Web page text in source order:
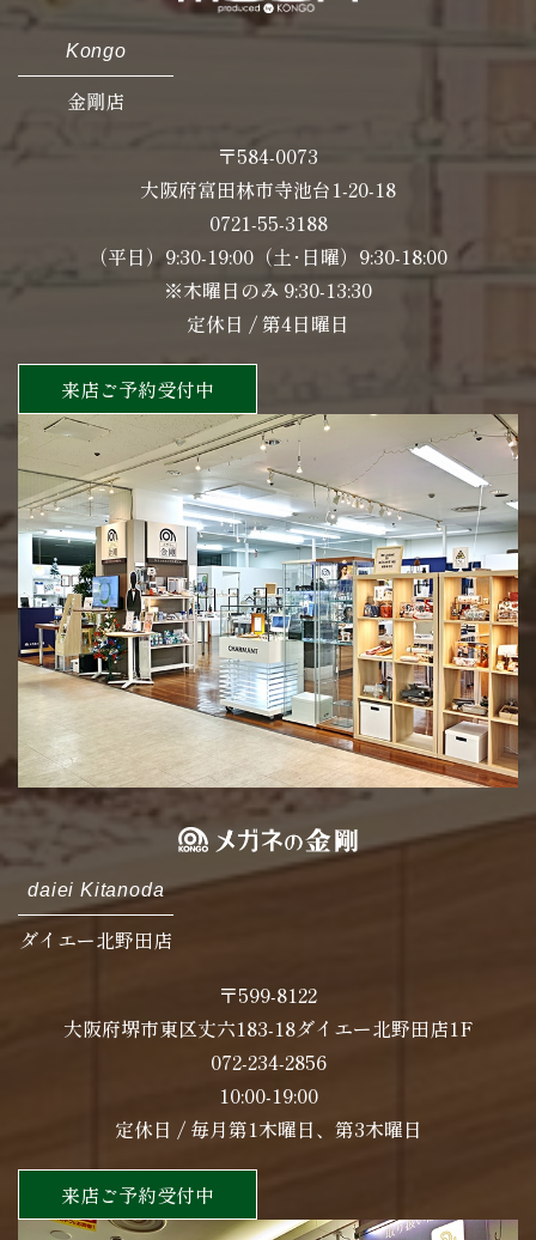
Kongo
金剛店
〒584-0073
大阪府富田林市寺池台1-20-18
0721-55-3188
（平日）9:30-19:00（土･日曜）9:30-18:00
※木曜日のみ 9:30-13:30
定休日 / 第4日曜日
来店ご予約受付中
daiei Kitanoda
ダイエー北野田店
〒599-8122
大阪府堺市東区丈六183-18ダイエー北野田店1F
072-234-2856
10:00-19:00
定休日 / 毎月第1木曜日、第3木曜日
来店ご予約受付中